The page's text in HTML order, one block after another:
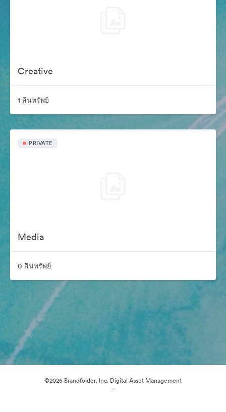
Creative
1 สินทรัพย์
PRIVATE
Media
0 สินทรัพย์
©2026 Brandfolder, Inc. Digital Asset Management
·